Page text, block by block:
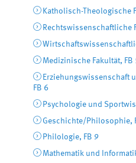
Katholisch-Theologische
Rechtswissenschaftliche
Medizinische Fakultät, FB
Erziehungswissenschaft
FB 6
Psychologie und
Geschichte/Philosophie,
Philologie, FB 9
Mathematik und